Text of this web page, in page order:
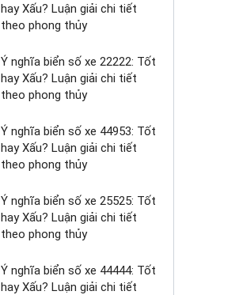
hay Xấu? Luận giải chi tiết
theo phong thủy
Ý nghĩa biển số xe 22222: Tốt
hay Xấu? Luận giải chi tiết
theo phong thủy
Ý nghĩa biển số xe 44953: Tốt
hay Xấu? Luận giải chi tiết
theo phong thủy
Ý nghĩa biển số xe 25525: Tốt
hay Xấu? Luận giải chi tiết
theo phong thủy
Ý nghĩa biển số xe 44444: Tốt
hay Xấu? Luận giải chi tiết